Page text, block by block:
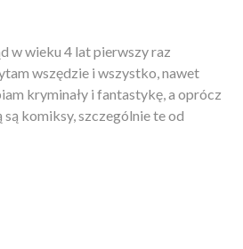
w wieku 4 lat pierwszy raz
wszędzie i wszystko, nawet
kryminały i fantastykę, a oprócz
komiksy, szczególnie te od